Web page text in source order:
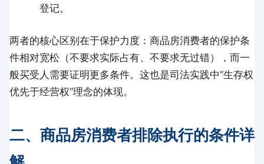
登记。
两者的核心区别在于保护力度：商品房消费者的保护条
件相对宽松（不要求实际占有、不要求无过错），而一
般买受人需要证明更多条件。这也是司法实践中”生存权
优先于经营权”理念的体现。
二、商品房消费者排除执行的条件详